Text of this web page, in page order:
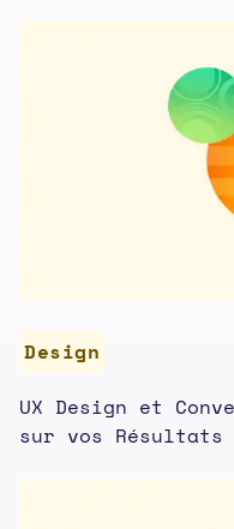
Design
UX Design et
sur vos Résultats